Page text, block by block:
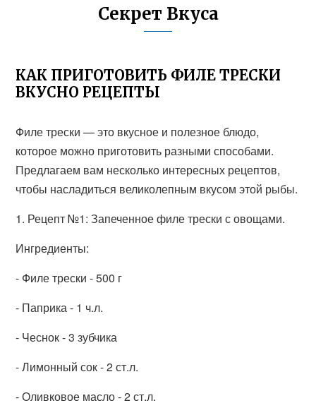
Секрет Вкуса
КАК ПРИГОТОВИТЬ ФИЛЕ ТРЕСКИ
ВКУСНО РЕЦЕПТЫ
Филе трески — это вкусное и полезное блюдо,
которое можно приготовить разными способами.
Предлагаем вам несколько интересных рецептов,
чтобы насладиться великолепным вкусом этой рыбы.
1. Рецепт №1: Запеченное филе трески с овощами.
Ингредиенты:
- Филе трески - 500 г
- Паприка - 1 ч.л.
- Чеснок - 3 зубчика
- Лимонный сок - 2 ст.л.
- Оливковое масло - 2 ст.л.